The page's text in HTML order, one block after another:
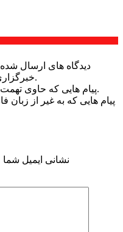
دیدگاه های ارسال
خبرگزاری الف در وب منتشر خواهد شد.
پیام هایی که حاوی تهمت یا افترا باشد منتشر نخواهد شد.
پیام هایی که به غیر از زبان
نشانی ایمیل